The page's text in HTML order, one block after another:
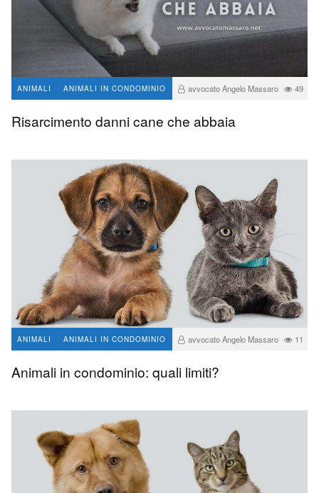
ANIMALI ANIMALI IN CONDOMINIO avvocato Angelo Massaro
49
Risarcimento danni cane che abbaia
ANIMALI ANIMALI IN CONDOMINIO avvocato Angelo Massaro 11
Animali in condominio: quali limiti?